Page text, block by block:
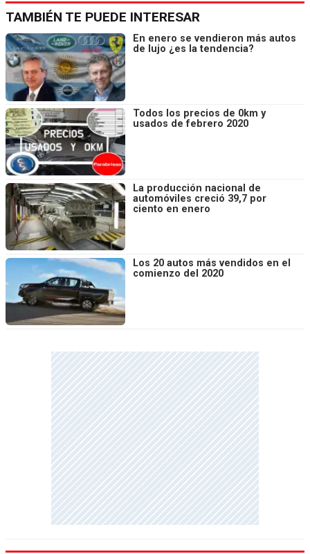
TAMBIÉN TE PUEDE INTERESAR
En enero se vendieron más autos
de lujo ¿es la tendencia?
Todos los precios de 0km y
usados de febrero 2020
La producción nacional de
automóviles creció 39,7 por
ciento en enero
Los 20 autos más vendidos en el
comienzo del 2020